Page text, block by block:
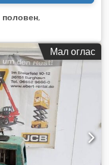
половен,
Мал оглас